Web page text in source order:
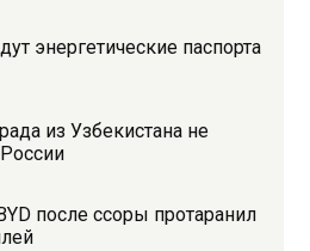
энергетические паспорта
из Узбекистана не
после ссоры протаранил